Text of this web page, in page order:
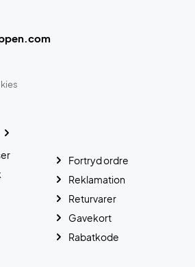
Fortryd ordre
Reklamation
Returvarer
Gavekort
Rabatkode